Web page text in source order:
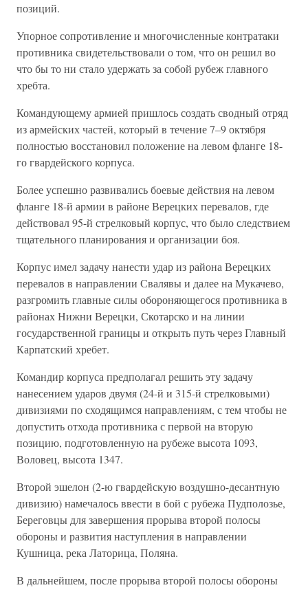
позиций.
Упорное сопротивление и многочисленные контратаки
противника свидетельствовали о том, что он решил во
что бы то ни стало удержать за собой рубеж главного
хребта.
Командующему армией пришлось создать сводный отряд
из армейских частей, который в течение 7–9 октября
полностью восстановил положение на левом фланге 18-
го гвардейского корпуса.
Более успешно развивались боевые действия на левом
фланге 18-й армии в районе Верецких перевалов, где
действовал 95-й стрелковый корпус, что было следствием
тщательного планирования и организации боя.
Корпус имел задачу нанести удар из района Верецких
перевалов в направлении Свалявы и далее на Мукачево,
разгромить главные силы обороняющегося противника в
районах Нижни Верецки, Скотарско и на линии
государственной границы и открыть путь через Главный
Карпатский хребет.
Командир корпуса предполагал решить эту задачу
нанесением ударов двумя (24-й и 315-й стрелковыми)
дивизиями по сходящимся направлениям, с тем чтобы не
допустить отхода противника с первой на вторую
позицию, подготовленную на рубеже высота 1093,
Воловец, высота 1347.
Второй эшелон (2-ю гвардейскую воздушно-десантную
дивизию) намечалось ввести в бой с рубежа Пудполозье,
Береговцы для завершения прорыва второй полосы
обороны и развития наступления в направлении
Кушница, река Латорица, Поляна.
В дальнейшем, после прорыва второй полосы обороны